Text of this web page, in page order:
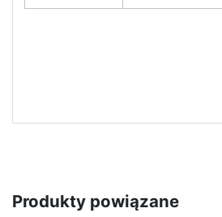
Produkty powiązane